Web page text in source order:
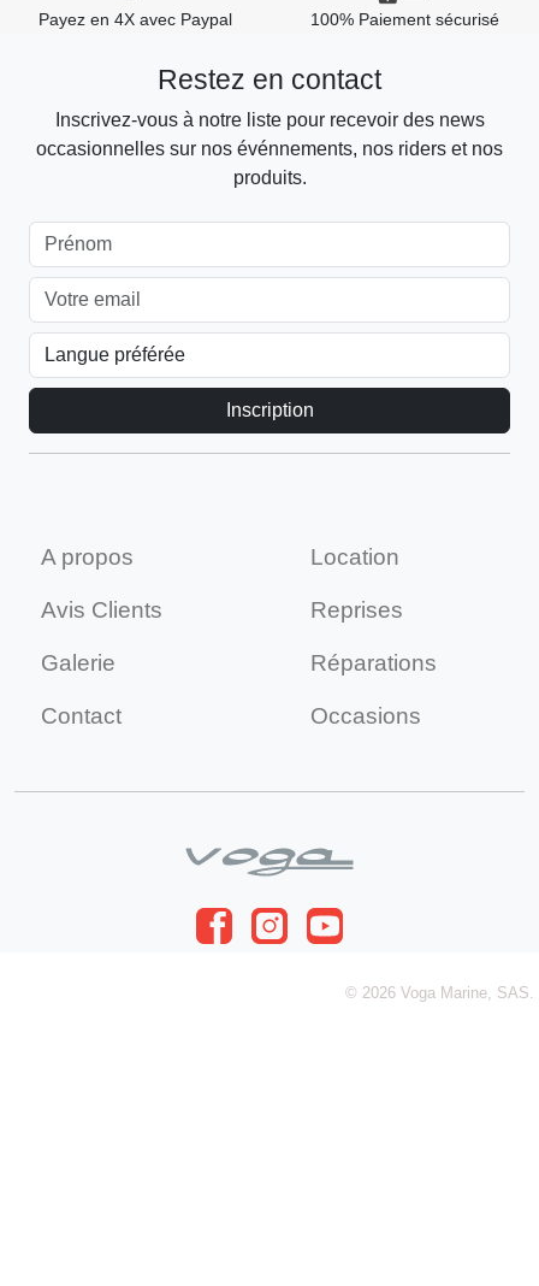
Payez en 4X avec Paypal 100% Paiement sécurisé
Restez en contact
Inscrivez-vous à notre liste pour recevoir des news
occasionnelles sur nos événnements, nos riders et nos
produits.
A propos
Avis Clients
Galerie
Contact
Location
Reprises
Réparations
Occasions
© 2026 Voga Marine, SAS.